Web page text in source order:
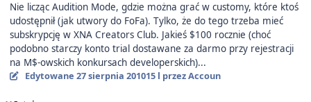
Nie licząc Audition Mode, gdzie można grać w customy, które ktoś
udostępnił (jak utwory do FoFa). Tylko, że do tego trzeba mieć
subskrypcję w XNA Creators Club. Jakieś $100 rocznie (choć
podobno starczy konto trial dostawane za darmo przy rejestracji
na M$-owskich konkursach developerskich)...
Edytowane 27 sierpnia 201015 l przez Accoun